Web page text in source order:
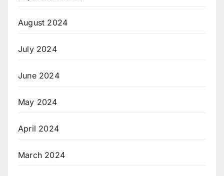
August 2024
July 2024
June 2024
May 2024
April 2024
March 2024